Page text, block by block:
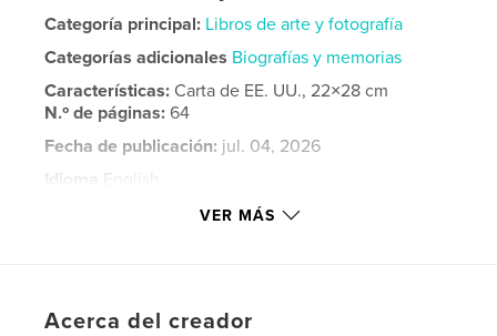
Categoría principal: Libros de arte y fotografía
Categorías adicionales Biografías y memorias
Características:Carta de EE. UU., 22×28 cm
N.º de páginas:64
Fecha de publicación: jul. 04, 2026
Idioma
English
VER MÁS
Acerca del creador